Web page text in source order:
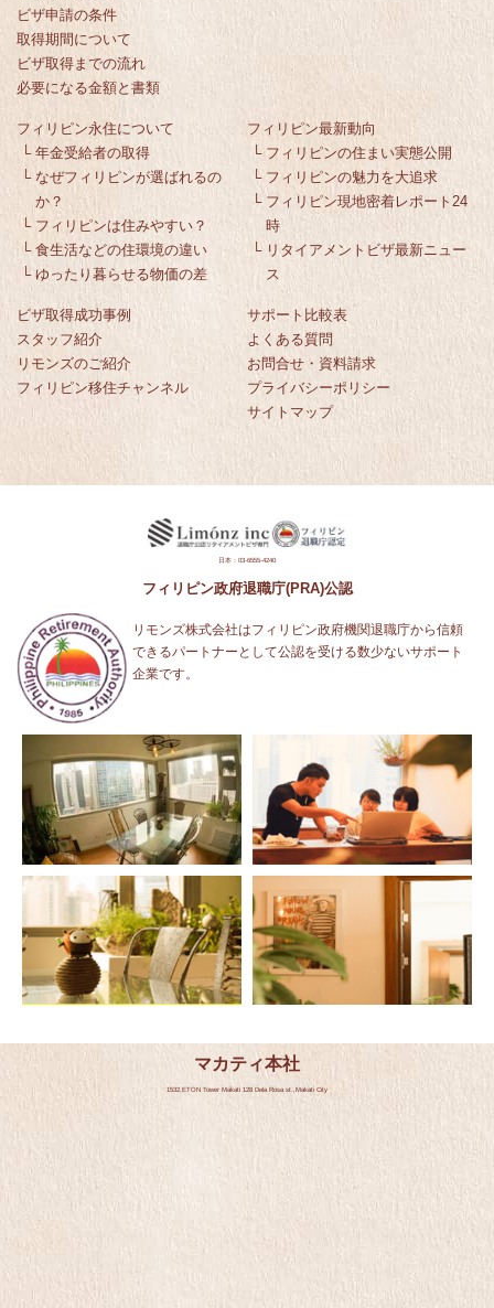
ビザ申請の条件
取得期間について
ビザ取得までの流れ
必要になる金額と書類
フィリピン永住について
└ 年金受給者の取得
└ なぜフィリピンが選ばれるの
か？
└ フィリピンは住みやすい？
└ 食生活などの住環境の違い
└ ゆったり暮らせる物価の差
フィリピン最新動向
└ フィリピンの住まい実態公開
└ フィリピンの魅力を大追求
└ フィリピン現地密着レポート24
時
└ リタイアメントビザ最新ニュー
ス
ビザ取得成功事例
スタッフ紹介
リモンズのご紹介
フィリピン移住チャンネル
サポート比較表
よくある質問
お問合せ・資料請求
プライバシーポリシー
サイトマップ
日本：03-6555-4240
フィリピン政府退職庁(PRA)公認
リモンズ株式会社はフィリピン政府機関退職庁から信頼
できるパートナーとして公認を受ける数少ないサポート
企業です。
マカティ本社
1532,ETON Tower Makati 128 Dela Rosa st.,Makati City